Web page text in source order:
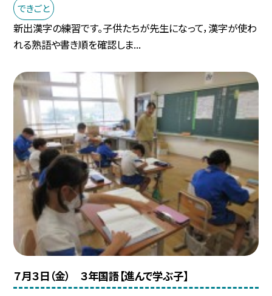
できごと
新出漢字の練習です。子供たちが先生になって，漢字が使わ
れる熟語や書き順を確認しま...
７月３日（金） ３年国語【進んで学ぶ子】